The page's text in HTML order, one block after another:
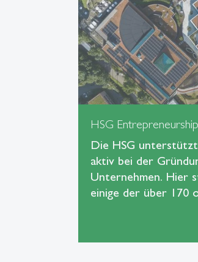
HSG Entrepreneurship
Die HSG
aktiv bei der
Unternehmen. Hier
einige der über 170